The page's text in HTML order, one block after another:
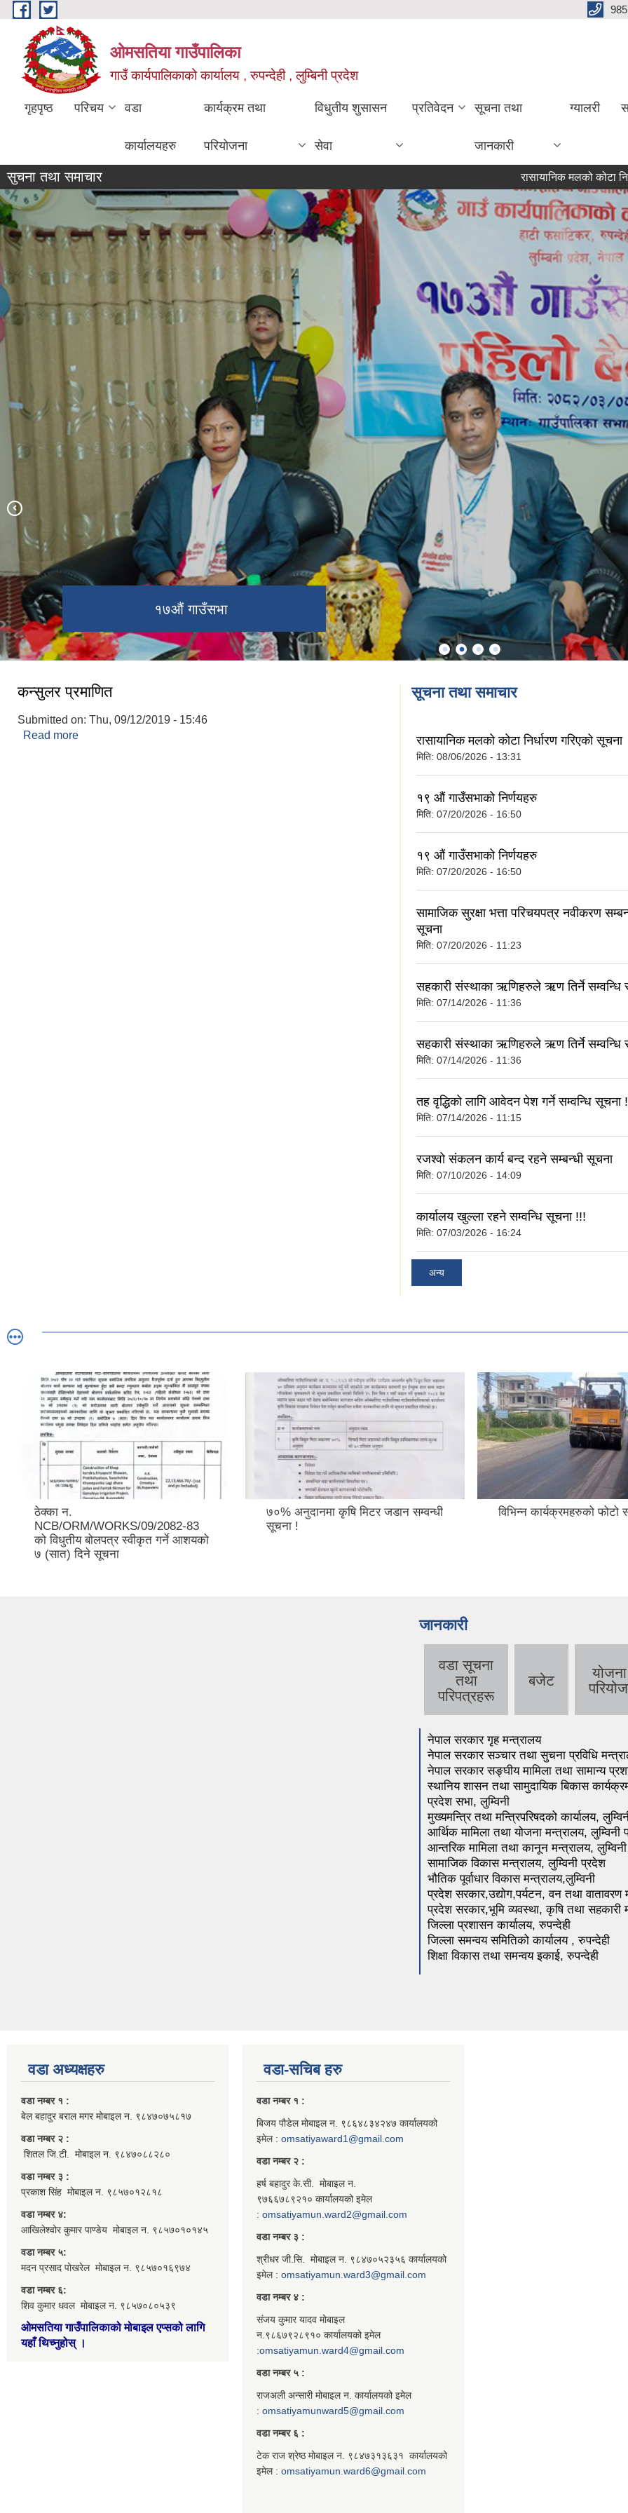
Skip to main content
ओमसतिया गाउँपालिका
गाउँ कार्यपालिकाको कार्यालय , रुपन्देही , लुम्बिनी प्रदेश
गृहपृष्ठ परिचय वडा
कार्यालयहरु
कार्यक्रम तथा
परियोजना
विधुतीय शुसासन
सेवा
प्रतिवेदन सूचना तथा
जानकारी
ग्यालरी
सुचना तथा समाचार रासायानिक मलको कोटा निर्धारण
ओमसतिया माईको मन्दिर
१७औं गाउँसभा
प्रमुख प्रशासकीय अधिकृत विपिन क्षेत्री
सरको स्वागत कार्यक्रम
प्रमुख प्रशासकीय अधिकृतज्यूको स्वागत
कार्यक्रम
कन्सुलर प्रमाणित
Submitted on: Thu, 09/12/2019 - 15:46
Read more
सूचना तथा समाचार
रासायानिक मलको कोटा निर्धारण गरिएको सूचना
मिति: 08/06/2026 - 13:31
१९ औं गाउँसभाको निर्णयहरु
मिति: 07/20/2026 - 16:50
१९ औं गाउँसभाको निर्णयहरु
मिति: 07/20/2026 - 16:50
सामाजिक सुरक्षा भत्ता परिचयपत्र नवीकरण
सूचना
मिति: 07/20/2026 - 11:23
सहकारी संस्थाका ऋणिहरुले ऋण तिर्ने सम्वन्धि
मिति: 07/14/2026 - 11:36
सहकारी संस्थाका ऋणिहरुले ऋण तिर्ने सम्वन्धि
मिति: 07/14/2026 - 11:36
तह वृद्धिको लागि आवेदन पेश गर्ने सम्वन्धि सूचना
मिति: 07/14/2026 - 11:15
रजश्वो संकलन कार्य बन्द रहने सम्बन्धी सूचना
मिति: 07/10/2026 - 14:09
कार्यालय खुल्ला रहने सम्वन्धि सूचना !!!
मिति: 07/03/2026 - 16:24
अन्य
ठेक्का न.
NCB/ORM/WORKS/09/2082-83
को विधुतीय बोलपत्र स्वीकृत गर्ने आशयको
७ (सात) दिने सूचना
७०% अनुदानमा कृषि मिटर जडान सम्वन्धी
सूचना !
विभिन्न कार्यक्रमहरुको फोटो
जानकारी
वडा सूचना
तथा
परिपत्रहरू
बजेट
नेपाल सरकार गृह मन्त्रालय
नेपाल सरकार सञ्चार तथा सुचना प्रविधि
नेपाल सरकार सङ्घीय मामिला तथा सामान्य
स्थानिय शासन तथा सामुदायिक बिकास
प्रदेश सभा, लुम्विनी
मुख्यमन्त्रि तथा मन्त्रिपरिषदको कार्यालय,
आर्थिक मामिला तथा योजना मन्त्रालय, लुम्विनी
आन्तरिक मामिला तथा कानून मन्त्रालय,
सामाजिक विकास मन्त्रालय, लुम्विनी प्रदेश
भौतिक पूर्वाधार विकास मन्त्रालय,लुम्विनी
प्रदेश सरकार,उद्याेग,पर्यटन, वन तथा वातावरण
प्रदेश सरकार,भूमि व्यवस्था, कृषि तथा सहकारी
जिल्ला प्रशासन कार्यालय, रुपन्देही
जिल्ला समन्वय समितिको कार्यालय , रुपन्देही
शिक्षा विकास तथा समन्वय इकाई, रुपन्देही
वडा अध्यक्षहरु
वडा नम्बर १ :
बेल बहादुर बराल मगर मोबाइल न. ९८४७०७५८१७
वडा नम्बर २ :
शितल जि.टी. मोबाइल न. ९८४७०८८२८०
वडा नम्बर ३ :
प्रकाश सिंह मोबाइल न. ९८५७०१२८१८
वडा नम्बर ४:
आखिलेश्वोर कुमार पाण्डेय मोबाइल न. ९८५७०१०१४५
वडा नम्बर ५:
मदन प्रसाद पोखरेल मोबाइल न. ९८५७०१६९७४
वडा नम्बर ६:
शिव कुमार धवल मोबाइल न. ९८५७०८०५३९
ओमसतिया गाउँपालिकाको मोबाइल एप्सको लागि
यहाँ थिच्नुहोस् ।
वडा-सचिब हरु
वडा नम्बर १ :
बिजय पौडेल मोबाइल न. ९८६४८३४२४७ कार्यालयको
इमेल : omsatiyaward1@gmail.com
वडा नम्बर २ :
हर्ष बहादुर के.सी. मोबाइल न.
९७६६७८९२१० कार्यालयको इमेल
: omsatiyamun.ward2@gmail.com
वडा नम्बर ३ :
श्रीधर जी.सि. मोबाइल न. ९८४७०५२३५६ कार्यालयको
इमेल : omsatiyamun.ward3@gmail.com
वडा नम्बर ४ :
संजय कुमार यादव मोबाइल
न.९८६७९२८९१० कार्यालयको इमेल
:omsatiyamun.ward4@gmail.com
वडा नम्बर ५ :
राजअली अन्सारी मोबाइल न. कार्यालयको इमेल
: omsatiyamunward5@gmail.com
वडा नम्बर ६ :
टेक राज श्रेष्ठ मोबाइल न. ९८४७३१३६३१ कार्यालयको
इमेल : omsatiyamun.ward6@gmail.com